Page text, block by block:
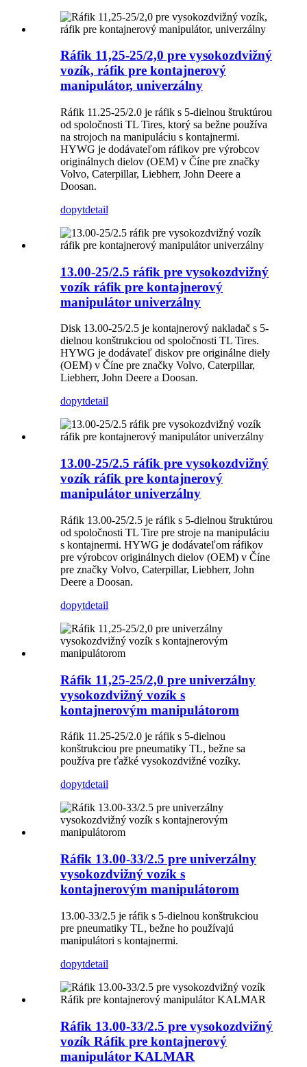
Ráfik 11,25-25/2,0 pre vysokozdvižný
vozík, ráfik pre kontajnerový
manipulátor, univerzálny
Ráfik 11.25-25/2.0 je ráfik s 5-dielnou štruktúrou
od spoločnosti TL Tires, ktorý sa bežne používa
na strojoch na manipuláciu s kontajnermi.
HYWG je dodávateľom ráfikov pre výrobcov
originálnych dielov (OEM) v Číne pre značky
Volvo, Caterpillar, Liebherr, John Deere a
Doosan.
dopytdetail
13.00-25/2.5 ráfik pre vysokozdvižný
vozík ráfik pre kontajnerový
manipulátor univerzálny
Disk 13.00-25/2.5 je kontajnerový nakladač s 5-
dielnou konštrukciou od spoločnosti TL Tires.
HYWG je dodávateľ diskov pre originálne diely
(OEM) v Číne pre značky Volvo, Caterpillar,
Liebherr, John Deere a Doosan.
dopytdetail
13.00-25/2.5 ráfik pre vysokozdvižný
vozík ráfik pre kontajnerový
manipulátor univerzálny
Ráfik 13.00-25/2.5 je ráfik s 5-dielnou štruktúrou
od spoločnosti TL Tire pre stroje na manipuláciu
s kontajnermi. HYWG je dodávateľom ráfikov
pre výrobcov originálnych dielov (OEM) v Číne
pre značky Volvo, Caterpillar, Liebherr, John
Deere a Doosan.
dopytdetail
Ráfik 11,25-25/2,0 pre univerzálny
vysokozdvižný vozík s
kontajnerovým manipulátorom
Ráfik 11.25-25/2.0 je ráfik s 5-dielnou
konštrukciou pre pneumatiky TL, bežne sa
používa pre ťažké vysokozdvižné vozíky.
dopytdetail
Ráfik 13.00-33/2.5 pre univerzálny
vysokozdvižný vozík s
kontajnerovým manipulátorom
13.00-33/2.5 je ráfik s 5-dielnou konštrukciou
pre pneumatiky TL, bežne ho používajú
manipulátori s kontajnermi.
dopytdetail
Ráfik 13.00-33/2.5 pre vysokozdvižný
vozík Ráfik pre kontajnerový
manipulátor KALMAR